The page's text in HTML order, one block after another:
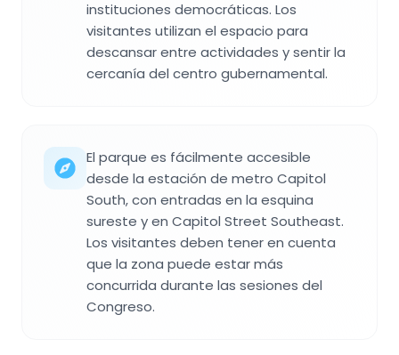
instituciones democráticas. Los
visitantes utilizan el espacio para
descansar entre actividades y sentir la
cercanía del centro gubernamental.
El parque es fácilmente accesible
desde la estación de metro Capitol
South, con entradas en la esquina
sureste y en Capitol Street Southeast.
Los visitantes deben tener en cuenta
que la zona puede estar más
concurrida durante las sesiones del
Congreso.